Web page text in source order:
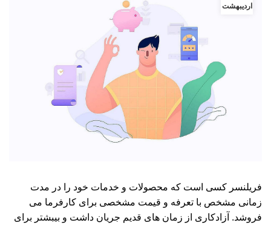
اردیبهشت
فریلنسر کسی است که محصولات و خدمات خود را در مدت
زمانی مشخص با تعرفه و قیمت مشخصی برای کارفرما می
فروشد. آزادکاری از زمان های قدیم جریان داشت و بیبشتر برای